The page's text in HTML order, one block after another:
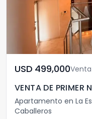
USD	499,000Venta
Apartamento en La
Caballeros